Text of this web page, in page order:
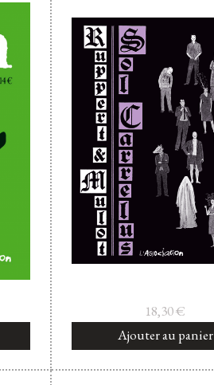
18,30€
Ajouter au panier